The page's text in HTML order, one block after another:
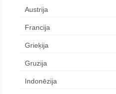
Austrija
Francija
Grieķija
Gruzija
Indonēzija